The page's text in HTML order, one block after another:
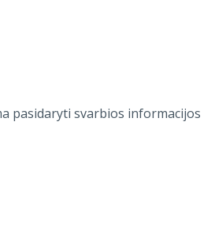
pasidaryti svarbios informacijos